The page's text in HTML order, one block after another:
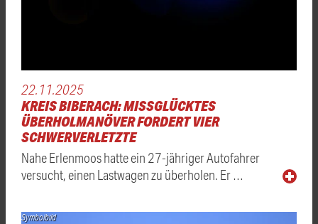
22.11.2025
KREIS BIBERACH: MISSGLÜCKTES
ÜBERHOLMANÖVER FORDERT VIER
SCHWERVERLETZTE
Nahe Erlenmoos hatte ein 27-jähriger Autofahrer
versucht, einen Lastwagen zu überholen. Er …
Symbolbild